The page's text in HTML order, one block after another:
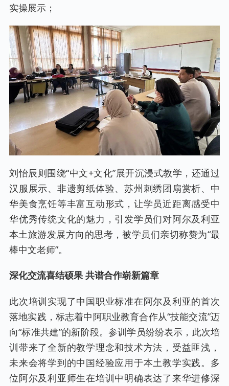
实操展示；
刘怡辰则围绕“中文+文化”展开沉浸式教学，还通过
汉服展示、非遗剪纸体验、苏州刺绣团扇赏析、中
华美食烹饪等丰富互动形式，让学员近距离感受中
华优秀传统文化的魅力，引发学员们对阿尔及利亚
本土旅游发展方向的思考，被学员们亲切称赞为“最
棒中文老师”。
深化交流喜结硕果 共谱合作崭新篇章
此次培训实现了中国职业标准在阿尔及利亚的首次
落地实践，标志着中阿职业教育合作从“技能交流”迈
向“标准共建”的新阶段。参训学员纷纷表示，此次培
训带来了全新的教学理念和技术方法，受益匪浅，
未来会将学到的中国经验应用于本土教学实践。多
位阿尔及利亚师生在培训中明确表达了来华进修深